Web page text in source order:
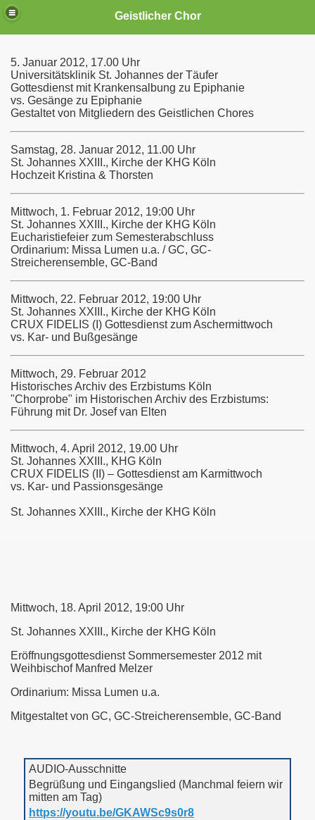
Geistlicher Chor
5. Januar 2012, 17.00 Uhr
Universitätsklinik St. Johannes der Täufer
Gottesdienst mit Krankensalbung zu Epiphanie
vs. Gesänge zu Epiphanie
Gestaltet von Mitgliedern des Geistlichen Chores
Samstag, 28. Januar 2012, 11.00 Uhr
St. Johannes XXIII., Kirche der KHG Köln
Hochzeit Kristina & Thorsten
Mittwoch, 1. Februar 2012, 19:00 Uhr
St. Johannes XXIII., Kirche der KHG Köln
Eucharistiefeier zum Semesterabschluss
Ordinarium: Missa Lumen u.a. / GC, GC-
Streicherensemble, GC-Band
Mittwoch, 22. Februar 2012, 19:00 Uhr
St. Johannes XXIII., Kirche der KHG Köln
CRUX FIDELIS (I) Gottesdienst zum Aschermittwoch
vs. Kar- und Bußgesänge
Mittwoch, 29. Februar 2012
Historisches Archiv des Erzbistums Köln
"Chorprobe" im Historischen Archiv des Erzbistums:
Führung mit Dr. Josef van Elten
Mittwoch, 4. April 2012, 19.00 Uhr
St. Johannes XXIII., KHG Köln
CRUX FIDELIS (II) – Gottesdienst am Karmittwoch
vs. Kar- und Passionsgesänge
St. Johannes XXIII., Kirche der KHG Köln
Mittwoch, 18. April 2012, 19:00 Uhr
St. Johannes XXIII., Kirche der KHG Köln
Eröffnungsgottesdienst Sommersemester 2012 mit
Weihbischof Manfred Melzer
Ordinarium: Missa Lumen u.a.
Mitgestaltet von GC, GC-Streicherensemble, GC-Band
AUDIO-Ausschnitte
Begrüßung und Eingangslied (Manchmal feiern wir
mitten am Tag)
https://youtu.be/GKAWSc9s0r8